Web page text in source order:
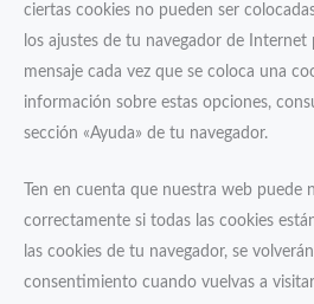
ciertas cookies no pueden ser
los ajustes de tu navegador de Internet
mensaje cada vez que se coloca una
información sobre estas opciones,
sección «Ayuda» de tu navegador.
Ten en cuenta que nuestra web puede
correctamente si todas las cookies
las cookies de tu navegador, se
consentimiento cuando vuelvas a